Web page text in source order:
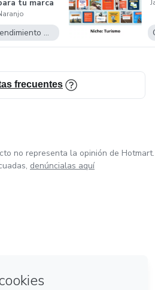
tu marca
...
Emprendimiento Digital
frecuentes
no representa la opinión de Hotmart.
denúncialas aquí